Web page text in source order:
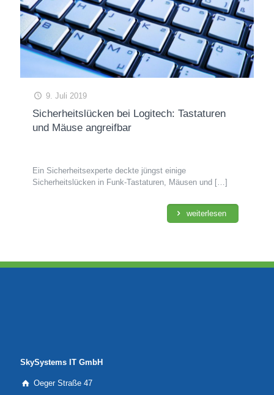
9. Juli 2019
Sicherheitslücken bei Logitech: Tastaturen
und Mäuse angreifbar
Ein Sicherheitsexperte deckte jüngst einige
Sicherheitslücken in Funk-Tastaturen, Mäusen und […]
weiterlesen
SkySystems IT GmbH
Oeger Straße 47